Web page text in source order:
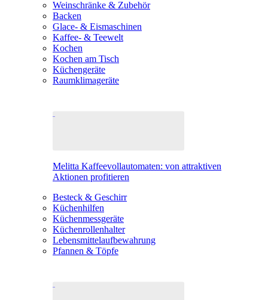
Weinschränke & Zubehör
Backen
Glace- & Eismaschinen
Kaffee- & Teewelt
Kochen
Kochen am Tisch
Küchengeräte
Raumklimageräte
Melitta Kaffeevollautomaten: von attraktiven
Aktionen profitieren
Besteck & Geschirr
Küchenhilfen
Küchenmessgeräte
Küchenrollenhalter
Lebensmittelaufbewahrung
Pfannen & Töpfe